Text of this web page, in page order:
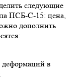
следующие
ПСБ-С-15: цена,
дополнить
деформаций в